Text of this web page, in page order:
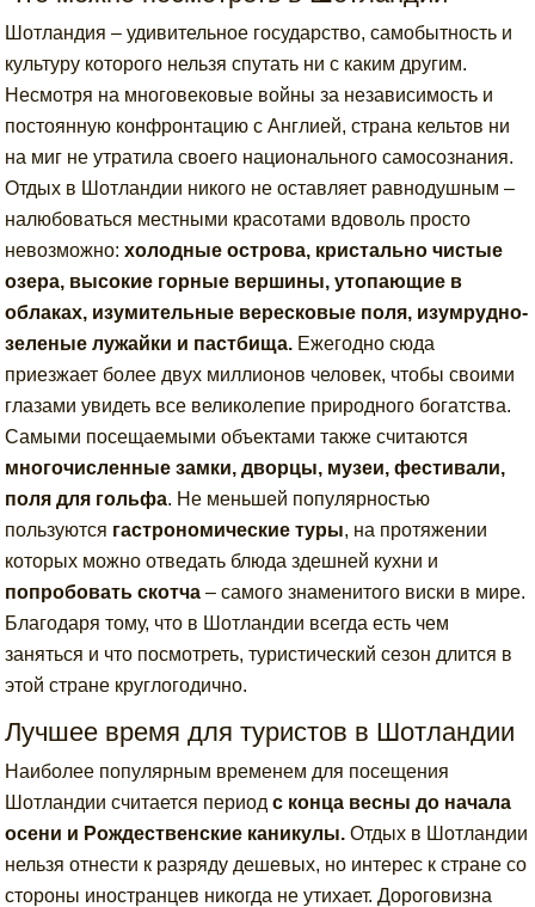
Шотландия – удивительное государство, самобытность и
культуру которого нельзя спутать ни с каким другим.
Несмотря на многовековые войны за независимость и
постоянную конфронтацию с Англией, страна кельтов ни
на миг не утратила своего национального самосознания.
Отдых в Шотландии никого не оставляет равнодушным –
налюбоваться местными красотами вдоволь просто
невозможно:холодные острова, кристально чистые
озера, высокие горные вершины, утопающие в
облаках, изумительные вересковые поля, изумрудно-
зеленые лужайки и пастбища. Ежегодно сюда
приезжает более двух миллионов человек, чтобы своими
глазами увидеть все великолепие природного богатства.
Самыми посещаемыми объектами также считаются
многочисленные замки, дворцы, музеи, фестивали,
поля для гольфа. Не меньшей популярностью
пользуются гастрономические туры, на протяжении
которых можно отведать блюда здешней кухни и
попробовать скотча – самого знаменитого виски в мире.
Благодаря тому, что в Шотландии всегда есть чем
заняться и что посмотреть, туристический сезон длится в
этой стране круглогодично.
Лучшее время для туристов в Шотландии
Наиболее популярным временем для посещения
Шотландии считается периодс конца весны до начала
осени и Рождественские каникулы. Отдых в Шотландии
нельзя отнести к разряду дешевых, но интерес к стране со
стороны иностранцев никогда не утихает. Дороговизна